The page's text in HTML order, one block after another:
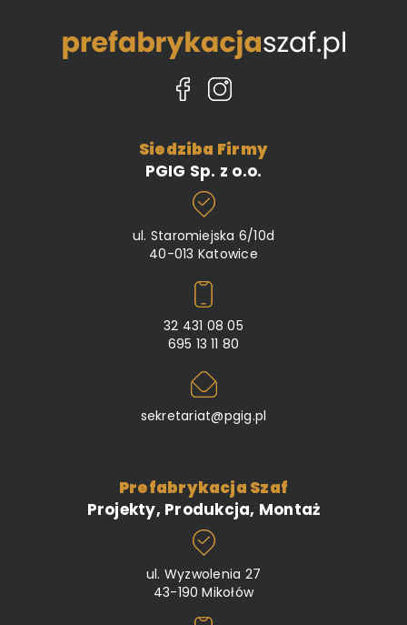
Siedziba Firmy
PGIG Sp. z o.o.
ul. Staromiejska 6/10d
40-013 Katowice
32 431 08 05
695 13 11 80
sekretariat@pgig.pl
Prefabrykacja Szaf
Projekty, Produkcja, Montaż
ul. Wyzwolenia 27
43-190 Mikołów